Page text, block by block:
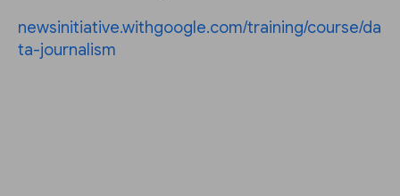
newsinitiative.withgoogle.com/training/course/da
ta-journalism